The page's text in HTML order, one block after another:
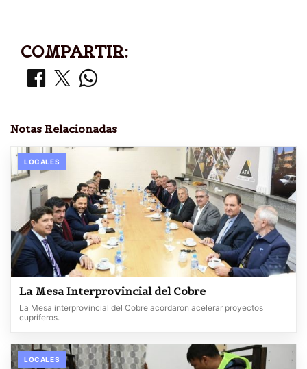
COMPARTIR:
Notas Relacionadas
LOCALES
La Mesa Interprovincial del Cobre
La Mesa interprovincial del Cobre acordaron acelerar proyectos
cupríferos.
LOCALES